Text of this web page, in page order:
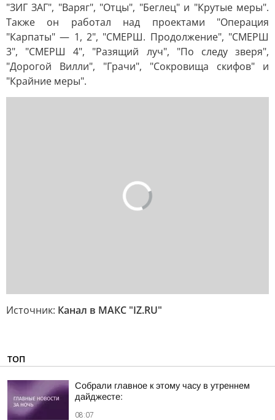
"ЗИГ ЗАГ", "Варяг", "Отцы", "Беглец" и "Крутые меры".
Также он работал над проектами "Операция
"Карпаты" — 1, 2", "СМЕРШ. Продолжение", "СМЕРШ
3", "СМЕРШ 4", "Разящий луч", "По следу зверя",
"Дорогой Вилли", "Грачи", "Сокровища скифов" и
"Крайние меры".
Источник: Канал в МАКС "IZ.RU"
ТОП
Собрали главное к этому часу в утреннем
дайджесте:
08:07